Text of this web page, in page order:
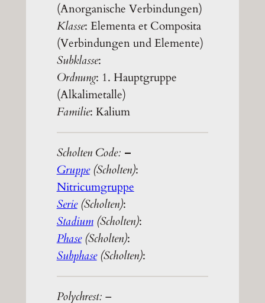
(Anorganische Verbindungen)
Klasse: Elementa et Composita
(Verbindungen und Elemente)
Subklasse:
Ordnung: 1. Hauptgruppe
(Alkalimetalle)
Familie: Kalium
Scholten Code: –
Gruppe(Scholten):
Nitricumgruppe
Serie(Scholten):
Stadium(Scholten):
Phase(Scholten):
Subphase (Scholten):
Polychrest: –